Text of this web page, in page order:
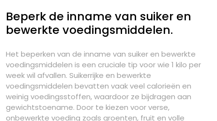
Beperk de inname van suiker en
bewerkte voedingsmiddelen.
Het beperken van de inname van suiker en bewerkte
voedingsmiddelen is een cruciale tip voor wie 1 kilo per
week wil afvallen. Suikerrijke en bewerkte
voedingsmiddelen bevatten vaak veel calorieën en
weinig voedingsstoffen, waardoor ze bijdragen aan
gewichtstoename. Door te kiezen voor verse,
onbewerkte voeding zoals groenten, fruit en volle